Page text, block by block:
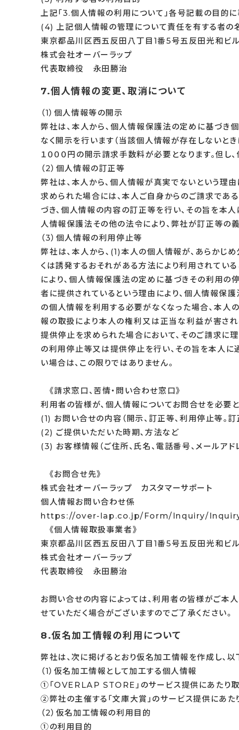
上記「3.個人情報の利用について」各号記載の目的に
(4) 上記個人情報の管理について責任を有する者の
東京都品川区西五反田八丁目1番5号五反田光和ビ
株式会社オーバーラップ
代表取締役 永田勝治
7.個人情報の変更、取消について
（1）個人情報等の開示
弊社は、本人から、個人情報保護法の定めに基づき
なく開示を行います（当該個人情報が存在しないとき
１０００円の開示請求手数料が必要となります。但
（2）個人情報の訂正等
弊社は、本人から、個人情報が真実でないという理由
求められた場合には、本人ご自身からのご請求であ
づき、個人情報の内容の訂正等を行い、その旨を本人
人情報保護法その他の法令により、弊社が訂正等の
（3）個人情報の利用停止等
弊社は、本人から、(1)本人の個人情報が、あらかじ
くは誘発するおそれがある方法により利用されてい
により、個人情報保護法の定めに基づきその利用の
者に提供されているという理由により、個人情報保
の個人情報を利用する必要がなくなった場合、本
報の取扱により本人の権利又は正当な利益が害さ
提供停止を求められた場合において、そのご請求に
の利用停止等又は提供停止を行い、その旨を本人に
い場合は、この限りではありません。
《請求窓口、苦情・問い合わせ窓口》
利用者の皆様が、個人情報についてお問合せを必要
(1) お問い合せの内容（開示、訂正等、利用停止等。
(2) ご提供いただいた時期、方法など
(3) お客様情報（ご住所、氏名、電話番号、メールアド
《お問合せ先》
株式会社オーバーラップ カスタマーサポート
個人情報お問い合わせ係
https://over-lap.co.jp/Form/Inquiry/
《個人情報取扱事業者》
東京都品川区西五反田八丁目1番5号五反田光和ビ
株式会社オーバーラップ
代表取締役 永田勝治
お問い合せの内容によっては、利用者の皆様がご本
せていただく場合がございますのでご了承ください。
8.仮名加工情報の利用について
弊社は、次に掲げるとおり仮名加工情報を作成し、以
（1）仮名加工情報として加工する個人情報
①「OVERLAP STORE」のサービス提供にあたり
②弊社の主催する「文庫大賞」のサービス提供にあた
（2）仮名加工情報の利用目的
①の利用目的